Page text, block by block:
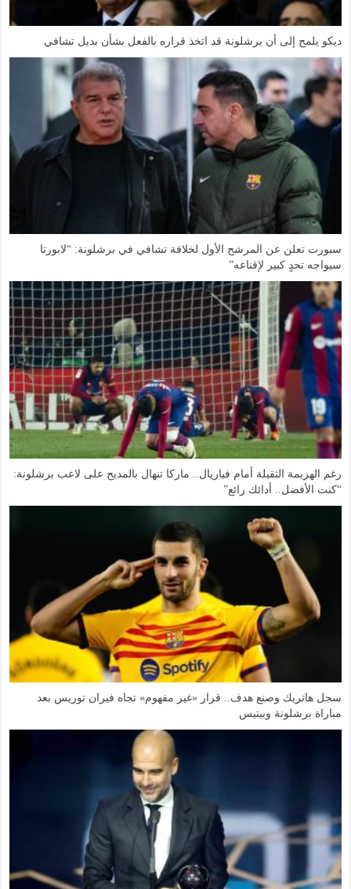
ديكو يلمح إلى أن برشلونة قد اتخذ قراره بالفعل بشأن بديل تشافي
سبورت تعلن عن المرشح الأول لخلافة تشافي في برشلونة: “لابورتا
سيواجه تحدٍ كبير لإقناعه”
رغم الهزيمة الثقيلة أمام فياريال.. ماركا تنهال بالمديح على لاعب برشلونة:
“كنت الأفضل.. أدائك رائع”
سجل هاتريك وصنع هدف.. قرار «غير مفهوم» تجاه فيران توريس بعد
مباراة برشلونة وبيتيس